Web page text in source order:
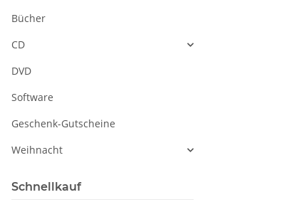
Bücher
CD
DVD
Software
Geschenk-Gutscheine
Weihnacht
Schnellkauf